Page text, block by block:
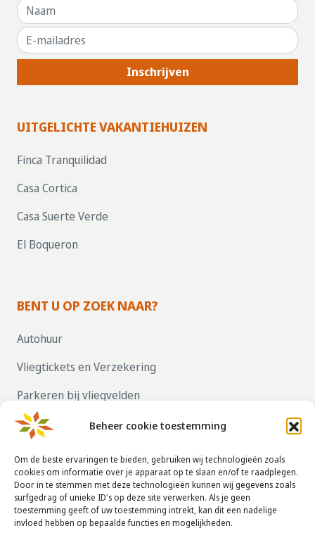
Beheer cookie toestemming
Om de beste ervaringen te bieden, gebruiken wij technologieën zoals
cookies om informatie over je apparaat op te slaan en/of te raadplegen.
Door in te stemmen met deze technologieën kunnen wij gegevens zoals
surfgedrag of unieke ID's op deze site verwerken. Als je geen
toestemming geeft of uw toestemming intrekt, kan dit een nadelige
invloed hebben op bepaalde functies en mogelijkheden.
Inschrijven
UITGELICHTE VAKANTIEHUIZEN
Finca Tranquilidad
Casa Cortica
Casa Suerte Verde
El Boqueron
BENT U OP ZOEK NAAR?
Autohuur
Vliegtickets en Verzekering
Parkeren bij vliegvelden
ZELF UW HUIS VERHUREN, KLIK HIER!
CONTACTGEGEVENS
info@taha.nl